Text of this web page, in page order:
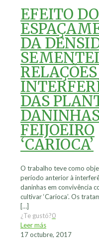
EFEITO DO
DA
DAS
FEIJOEIRO
‘CARIOCA’
O trabalho teve como
período anterior à
daninhas em convivência
cultivar ‘Carioca’. Os
[…]
¿Te gustó?0
Leer más
17 octubre, 2017